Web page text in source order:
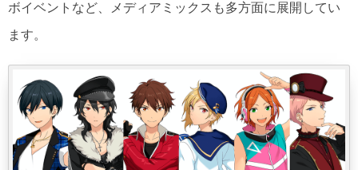
ボイベントなど、メディアミックスも多方面に展開してい
ます。